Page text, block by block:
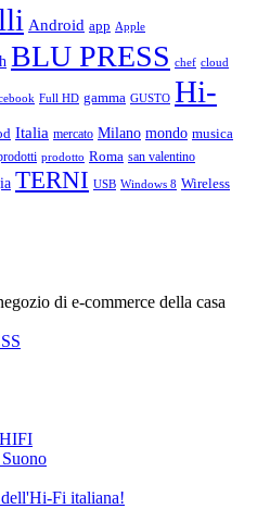
Android app Apple
BLU PRESS chef cloud
Full HD gamma GUSTO Hi-
Italia mercato Milano mondo musica
prodotto Roma san valentino
TERNI USB Windows 8 Wireless
di e-commerce della casa
Fi italiana!